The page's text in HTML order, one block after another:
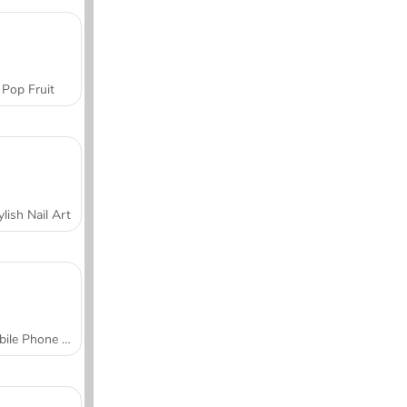
Pop Fruit
Nail Art
Mobile Phone Case Design & DIY